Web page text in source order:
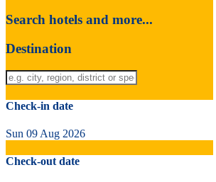
Search hotels and more...
Destination
Check-in date
Sun 09 Aug 2026
Check-out date